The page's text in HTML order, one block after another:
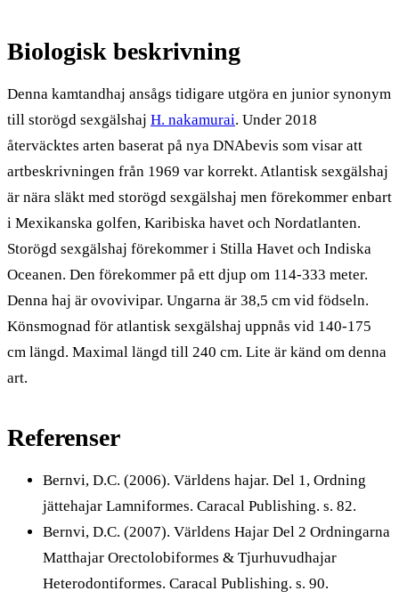
Biologisk beskrivning
Denna kamtandhaj ansågs tidigare utgöra en junior synonym
till storögd sexgälshaj H. nakamurai. Under 2018
återväcktes arten baserat på nya DNAbevis som visar att
artbeskrivningen från 1969 var korrekt. Atlantisk sexgälshaj
är nära släkt med storögd sexgälshaj men förekommer enbart
i Mexikanska golfen, Karibiska havet och Nordatlanten.
Storögd sexgälshaj förekommer i Stilla Havet och Indiska
Oceanen. Den förekommer på ett djup om 114-333 meter.
Denna haj är ovovivipar. Ungarna är 38,5 cm vid födseln.
Könsmognad för atlantisk sexgälshaj uppnås vid 140-175
cm längd. Maximal längd till 240 cm. Lite är känd om denna
art.
Referenser
Bernvi, D.C. (2006). Världens hajar. Del 1, Ordning
jättehajar Lamniformes. Caracal Publishing. s. 82.
Bernvi, D.C. (2007). Världens Hajar Del 2 Ordningarna
Matthajar Orectolobiformes & Tjurhuvudhajar
Heterodontiformes. Caracal Publishing. s. 90.